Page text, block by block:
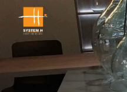
Panneau de gestion des